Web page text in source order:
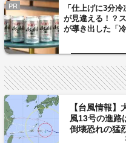
PR
「仕上げに3分
が見違える！？
が導き出した「
した「辛口カー
【台風情報】
風13号の進路
倒壊恐れの猛